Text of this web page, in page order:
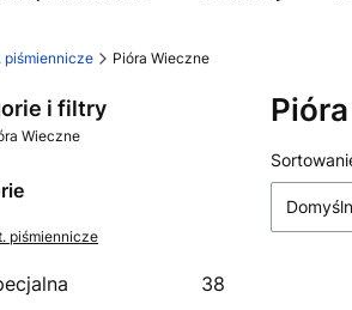
piśmiennicze Pióra Wieczne
i filtry
Wieczne
piśmiennicze
38
Lista